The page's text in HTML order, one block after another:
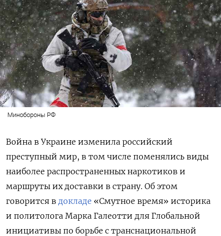
Минобороны РФ
Война в Украине изменила российский
преступный мир, в том числе поменялись виды
наиболее распространенных наркотиков и
маршруты их доставки в страну. Об этом
говорится в докладе «Смутное время» историка
и политолога Марка Галеотти для Глобальной
инициативы по борьбе с транснациональной